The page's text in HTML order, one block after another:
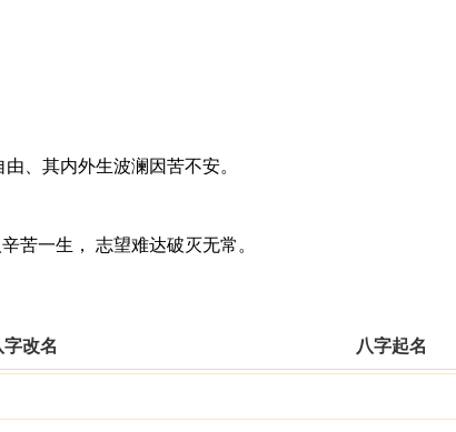
、其内外生波澜因苦不安。
一生， 志望难达破灭无常。
字改名 八字起名